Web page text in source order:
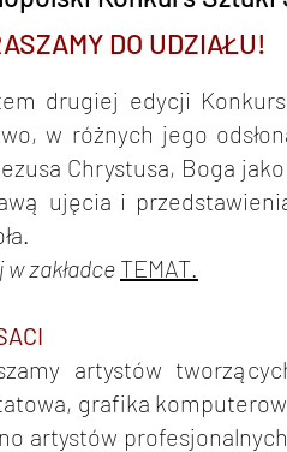
DO UDZIAŁU!
drugiej edycji
w różnych jego
Chrystusa, Boga
ujęcia i
w zakładce TEMAT.
artystów
grafika
artystów